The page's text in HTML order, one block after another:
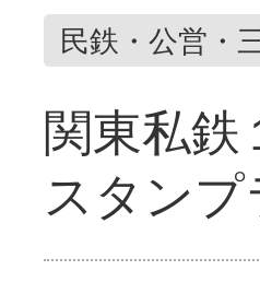
民鉄・公営・
関東私
スタン